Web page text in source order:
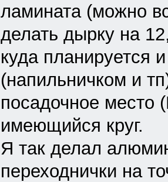
ламината (можно
делать дырку на
куда планируется
(напильничком и
посадочное место
имеющийся круг.
Я так делал
переходнички на